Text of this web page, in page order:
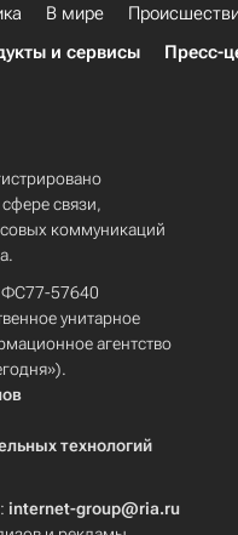
В мире
и сервисы Пресс-
связи,
коммуникаций
ФС77-57640
унитарное
агентство
технологий
internet-group@ria.ru